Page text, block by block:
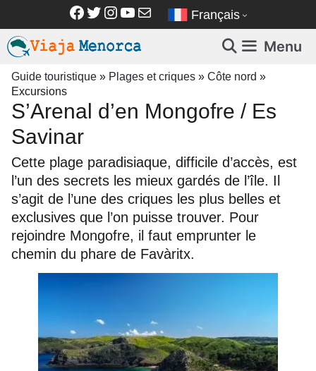
contenu
Facebook
Twitter
Instagram
YouTube
E-mail Français
Menu
Guide touristique » Plages et criques » Côte nord »
Excursions
S’Arenal d’en Mongofre / Es
Savinar
Cette plage paradisiaque, difficile d’accès, est
l’un des secrets les mieux gardés de l’île. Il
s’agit de l’une des criques les plus belles et
exclusives que l’on puisse trouver. Pour
rejoindre Mongofre, il faut emprunter le
chemin du phare de Favàritx.